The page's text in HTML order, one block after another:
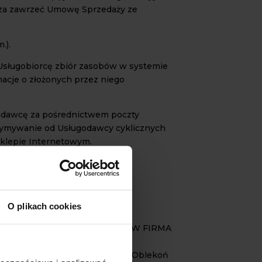
O plikach cookies
zawrzeć Umowę Sprzedaży ze
zbiór zasobów w systemie
o złożonych przez niego
za pośrednictwem poczty
od Usługodawcy cyklicznych
Internetowym.
KONSTANTIN SIEMIONOW FIRMA
Rzeczypospolitej Polskiej
i adres do doręczeń: Oblekoń